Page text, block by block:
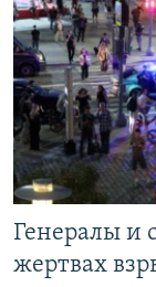
Генералы и
жертвах